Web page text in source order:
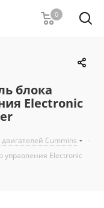
0
блока
Electronic
Cummins
-
управления Electronic